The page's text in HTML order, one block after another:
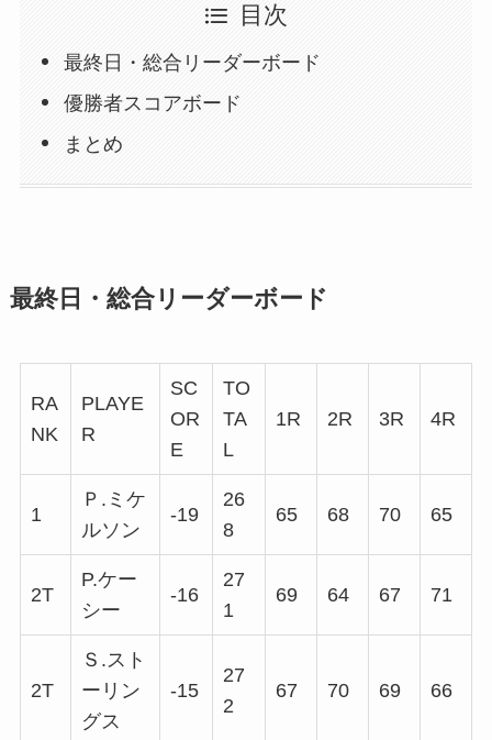
目次
最終日・総合リーダーボード
優勝者スコアボード
まとめ
最終日・総合リーダーボード
RA
NK
PLAYE
R
SC
OR
E
TO
TA
L
1R 2R 3R 4R
1
Ｐ.ミケ
ルソン
-19
26
8
65 68 70 65
2T
P.ケー
シー
-16
27
1
69 64 67 71
2T
Ｓ.スト
ーリン
グス
-15
27
2
67 70 69 66